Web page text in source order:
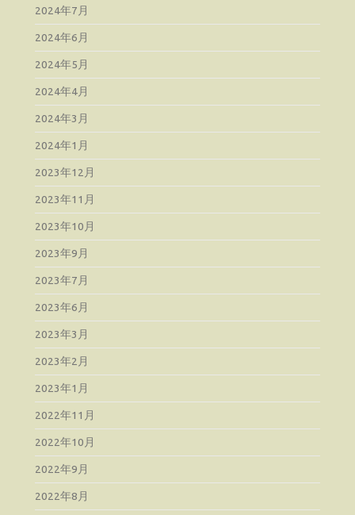
2024年7月
2024年6月
2024年5月
2024年4月
2024年3月
2024年1月
2023年12月
2023年11月
2023年10月
2023年9月
2023年7月
2023年6月
2023年3月
2023年2月
2023年1月
2022年11月
2022年10月
2022年9月
2022年8月